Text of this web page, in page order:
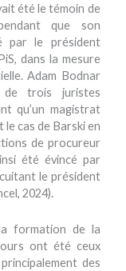
été le témoin de
que son
par le président
dans la mesure
Adam Bodnar
trois juristes
qu’un magistrat
cas de Barski en
de procureur
été évincé par
le président
2024).
formation de la
ont été ceux
des